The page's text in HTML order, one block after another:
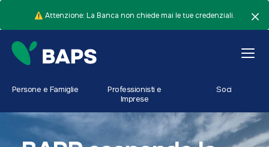
⚠️ Attenzione: La Banca non chiede mai le tue credenziali.
Persone e Famiglie
Professionisti e
Imprese
Soci